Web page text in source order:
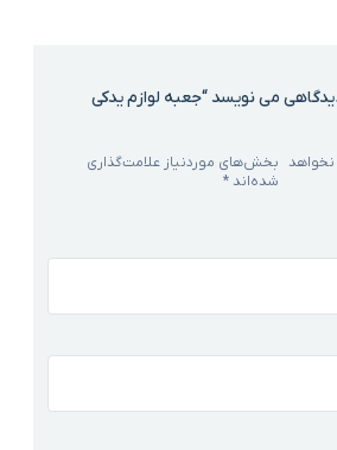
می نویسد “جعبه لوازم یدکی
بخش‌های موردنیاز علامت‌گذاری
شده‌اند *